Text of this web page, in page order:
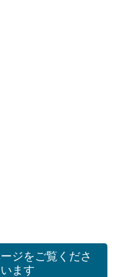
ジをご覧くださ
ます